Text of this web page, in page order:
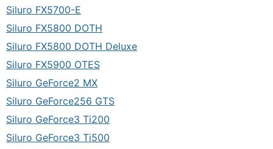
Siluro FX5700-E
Siluro FX5800 DOTH
Siluro FX5800 DOTH Deluxe
Siluro FX5900 OTES
Siluro GeForce2 MX
Siluro GeForce256 GTS
Siluro GeForce3 Ti200
Siluro GeForce3 Ti500